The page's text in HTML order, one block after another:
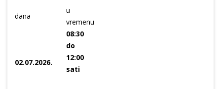
dana
u
vremenu
02.07.2026.
08:30
do
12:00
sati